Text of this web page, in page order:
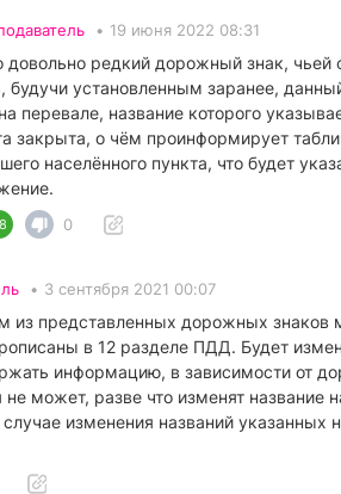
• 19 июня 2022 08:31
довольно редкий дорожный знак,
будучи установленным заранее,
перевале, название которого
закрыта, о чём проинформирует
населённого пункта, что будет
0
• 3 сентября 2021 00:07
из представленных дорожных
в 12 разделе ПДД. Будет
информацию, в зависимости от
может, разве что изменят
случае изменения названий